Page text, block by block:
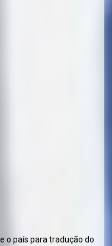
o país para tradução do